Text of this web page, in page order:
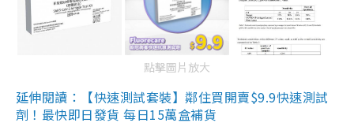
點擊圖片放大
延伸閱讀：【快速測試套裝】鄰住買開賣$9.9快速測試
劑！最快即日發貨 每日15萬盒補貨